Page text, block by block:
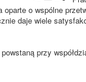
oparte o wspólne
daje wiele
przy